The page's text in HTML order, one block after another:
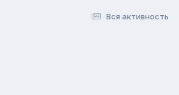
Вся активность